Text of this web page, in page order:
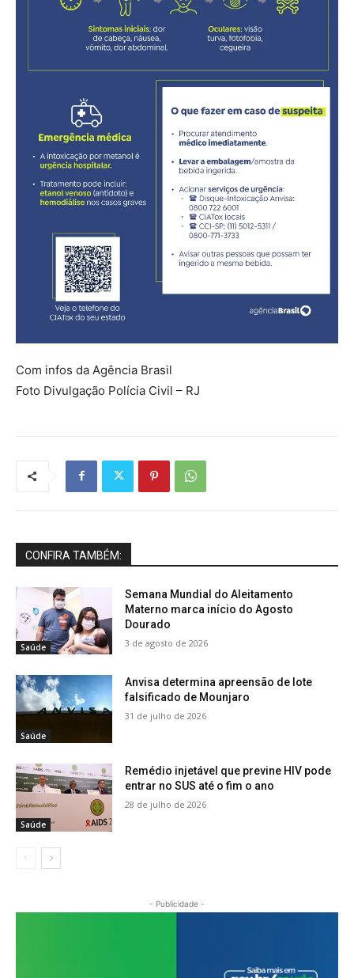
Com infos da Agência Brasil
Foto Divulgação Polícia Civil – RJ
CONFIRA TAMBÉM:
Saúde
Semana Mundial do Aleitamento
Materno marca início do Agosto
Dourado
3 de agosto de 2026
Saúde
Anvisa determina apreensão de lote
falsificado de Mounjaro
31 de julho de 2026
Saúde
Remédio injetável que previne HIV pode
entrar no SUS até o fim o ano
28 de julho de 2026
- Publicidade -